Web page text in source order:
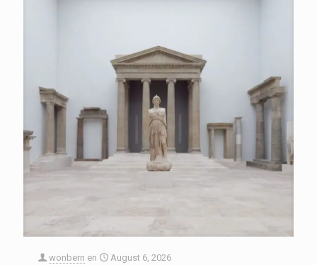
wonbern en August 6, 2026